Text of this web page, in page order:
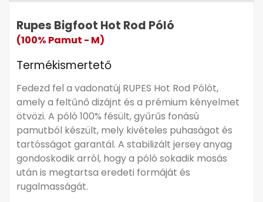
Rupes Bigfoot Hot Rod Póló
(100% Pamut - M)
Termékismertető
Fedezd fel a vadonatúj RUPES Hot Rod Pólót,
amely a feltűnő dizájnt és a prémium kényelmet
ötvözi. A póló 100% fésült, gyűrűs fonású
pamutból készült, mely kivételes puhaságot és
tartósságot garantál. A stabilizált jersey anyag
gondoskodik arról, hogy a póló sokadik mosás
után is megtartsa eredeti formáját és
rugalmasságát.